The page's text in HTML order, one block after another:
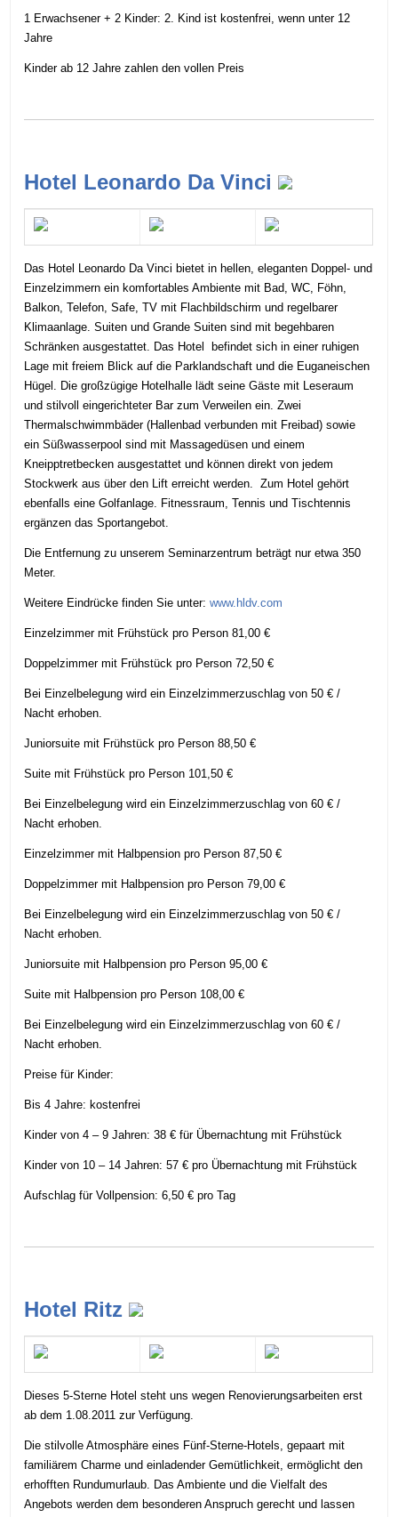
1 Erwachsener + 2 Kinder: 2. Kind ist kostenfrei, wenn unter 12
Jahre
Kinder ab 12 Jahre zahlen den vollen Preis
Hotel Leonardo Da Vinci
Das Hotel Leonardo Da Vinci bietet in hellen, eleganten Doppel- und
Einzelzimmern ein komfortables Ambiente mit Bad, WC, Föhn,
Balkon, Telefon, Safe, TV mit Flachbildschirm und regelbarer
Klimaanlage. Suiten und Grande Suiten sind mit begehbaren
Schränken ausgestattet. Das Hotel befindet sich in einer ruhigen
Lage mit freiem Blick auf die Parklandschaft und die Euganeischen
Hügel. Die großzügige Hotelhalle lädt seine Gäste mit Leseraum
und stilvoll eingerichteter Bar zum Verweilen ein. Zwei
Thermalschwimmbäder (Hallenbad verbunden mit Freibad) sowie
ein Süßwasserpool sind mit Massagedüsen und einem
Kneipptretbecken ausgestattet und können direkt von jedem
Stockwerk aus über den Lift erreicht werden. Zum Hotel gehört
ebenfalls eine Golfanlage. Fitnessraum, Tennis und Tischtennis
ergänzen das Sportangebot.
Die Entfernung zu unserem Seminarzentrum beträgt nur etwa 350
Meter.
Weitere Eindrücke finden Sie unter:www.hldv.com
Einzelzimmer mit Frühstück pro Person 81,00 €
Doppelzimmer mit Frühstück pro Person 72,50 €
Bei Einzelbelegung wird ein Einzelzimmerzuschlag von 50 € /
Nacht erhoben.
Juniorsuite mit Frühstück pro Person 88,50 €
Suite mit Frühstück pro Person 101,50 €
Bei Einzelbelegung wird ein Einzelzimmerzuschlag von 60 € /
Nacht erhoben.
Einzelzimmer mit Halbpension pro Person 87,50 €
Doppelzimmer mit Halbpension pro Person 79,00 €
Bei Einzelbelegung wird ein Einzelzimmerzuschlag von 50 € /
Nacht erhoben.
Juniorsuite mit Halbpension pro Person 95,00 €
Suite mit Halbpension pro Person 108,00 €
Bei Einzelbelegung wird ein Einzelzimmerzuschlag von 60 € /
Nacht erhoben.
Preise für Kinder:
Bis 4 Jahre: kostenfrei
Kinder von 4 – 9 Jahren: 38 € für Übernachtung mit Frühstück
Kinder von 10 – 14 Jahren: 57 € pro Übernachtung mit Frühstück
Aufschlag für Vollpension: 6,50 € pro Tag
Hotel Ritz
Dieses 5-Sterne Hotel steht uns wegen Renovierungsarbeiten erst
ab dem 1.08.2011 zur Verfügung.
Die stilvolle Atmosphäre eines Fünf-Sterne-Hotels, gepaart mit
familiärem Charme und einladender Gemütlichkeit, ermöglicht den
erhofften Rundumurlaub. Das Ambiente und die Vielfalt des
Angebots werden dem besonderen Anspruch gerecht und lassen